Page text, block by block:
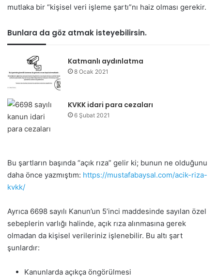
mutlaka bir “kişisel veri işleme şartı”nı haiz olması gerekir.
Bunlara da göz atmak isteyebilirsin.
Katmanlı aydınlatma
8 Ocak 2021
KVKK idari para cezaları
6 Şubat 2021
Bu şartların başında “açık rıza” gelir ki; bunun ne olduğunu
daha önce yazmıştım: https://mustafabaysal.com/acik-riza-
kvkk/
Ayrıca 6698 sayılı Kanun’un 5’inci maddesinde sayılan özel
sebeplerin varlığı halinde, açık rıza alınmasına gerek
olmadan da kişisel verileriniz işlenebilir. Bu altı şart
şunlardır:
Kanunlarda açıkça öngörülmesi